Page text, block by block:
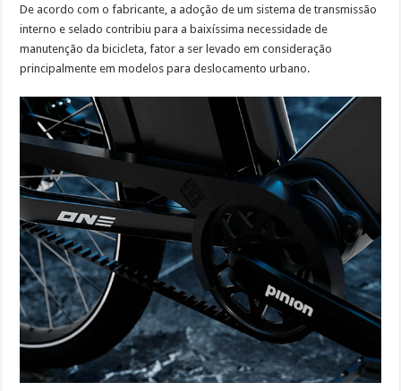
De acordo com o fabricante, a adoção de um sistema de transmissão
interno e selado contribiu para a baixíssima necessidade de
manutenção da bicicleta, fator a ser levado em consideração
principalmente em modelos para deslocamento urbano.